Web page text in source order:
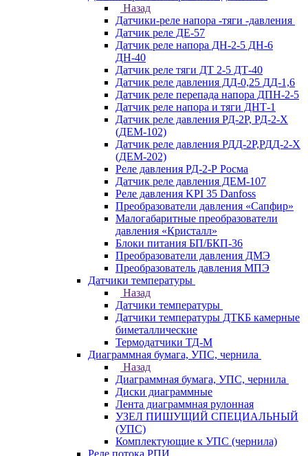
Назад
Датчики-реле напора -тяги -давления
Датчик реле ДЕ-57
Датчик реле напора ДН-2-5 ДН-6
ДН-40
Датчик реле тяги ДТ 2-5 ДТ-40
Датчик реле давления ДД-0,25 ДД-1,6
Датчик реле перепада напора ДПН-2-5
Датчик реле напора и тяги ДНТ-1
Датчик реле давления РД-2Р, РД-2-Х
(ДЕМ-102)
Датчик реле давления РДД-2Р,РДД-2-Х
(ДЕМ-202)
Реле давления РД-2-Р Росма
Датчик реле давления ДЕМ-107
Реле давления KPI 35 Danfoss
Преобразователи давления «Сапфир»
Малогабаритные преобразователи
давления «Кристалл»
Блоки питания БП/БКП-36
Преобразователи давления ДМЭ
Преобразователь давления МПЭ
Датчики температуры
Назад
Датчики температуры
Датчики температуры ДТКБ камерные
биметаллические
Термодатчики ТД-М
Диаграммная бумага, УПС, чернила
Назад
Диаграммная бумага, УПС, чернила
Диски диаграммные
Лента диаграммная рулонная
УЗЕЛ ПИШУЩИЙ СПЕЦИАЛЬНЫЙ
(УПС)
Комплектующие к УПС (чернила)
Реле потока РПИ